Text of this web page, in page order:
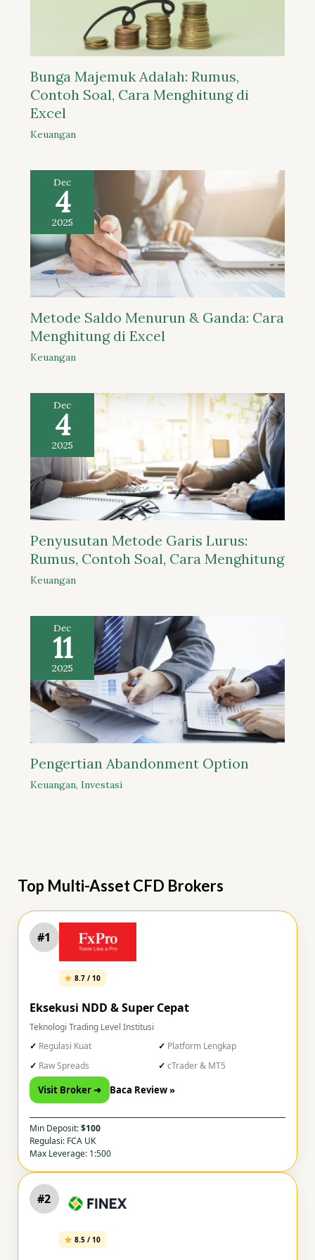
Bunga Majemuk Adalah: Rumus,
Contoh Soal, Cara Menghitung di
Excel
Keuangan
Dec
4
2025
Metode Saldo Menurun & Ganda: Cara
Menghitung di Excel
Keuangan
Dec
4
2025
Penyusutan Metode Garis Lurus:
Rumus, Contoh Soal, Cara Menghitung
Keuangan
Dec
11
2025
Pengertian Abandonment Option
Keuangan, Investasi
Top Multi-Asset CFD Brokers
#1
8.7 / 10
Eksekusi NDD & Super Cepat
Teknologi Trading Level Institusi
Regulasi Kuat
Platform Lengkap
Raw Spreads
cTrader & MT5
Visit Broker ➜ Baca Review »
Min Deposit:$100
Regulasi: FCA UK
Max Leverage: 1:500
#2
8.5 / 10